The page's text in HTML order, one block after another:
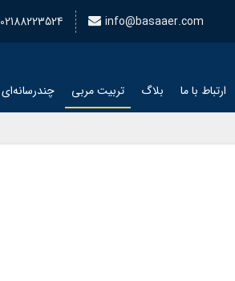
02188223524 info@basaaer.com
ارتباط با ما بلاگ تربیت مربی چندرسانه‌ای